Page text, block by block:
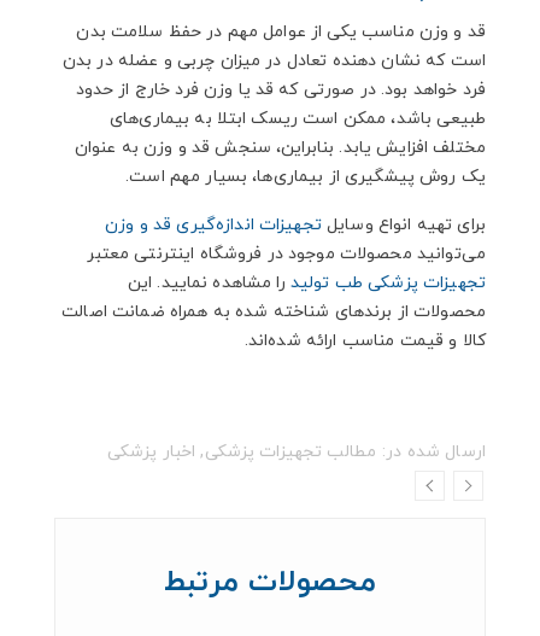
قد و وزن مناسب یکی از عوامل مهم در حفظ سلامت بدن
است که نشان دهنده‌ تعادل در میزان چربی و عضله در بدن
فرد خواهد بود. در صورتی که قد یا وزن فرد خارج از حدود
طبیعی باشد، ممکن است ریسک ابتلا به بیماری‌های
مختلف افزایش یابد. بنابراین، سنجش قد و وزن به عنوان
یک روش پیشگیری از بیماری‌ها، بسیار مهم است.
برای تهیه انواع وسایلتجهیزات اندازه‌گیری قد و وزن
می‌توانید محصولات موجود در فروشگاه اینترنتی معتبر
تجهیزات پزشکی طب تولید را مشاهده نمایید. این
محصولات از برندهای شناخته شده به همراه ضمانت اصالت
کالا و قیمت مناسب ارائه شده‌اند.
ارسال شده در: مطالب تجهیزات پزشکی, اخبار پزشکی
محصولات مرتبط